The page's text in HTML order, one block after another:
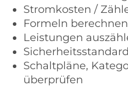
Stromkosten /
Formeln berechnen
Leistungen
Schaltpläne,
überprüfen